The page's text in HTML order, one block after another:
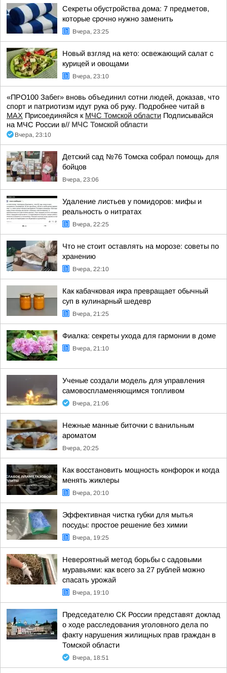
Секреты обустройства дома: 7 предметов,
которые срочно нужно заменить
Вчера, 23:25
Новый взгляд на кето: освежающий салат с
курицей и овощами
Вчера, 23:10
«ПРО100 Забег» вновь объединил сотни людей, доказав, что
спорт и патриотизм идут рука об руку. Подробнее читай в
МАХ Присоединяйся к МЧС Томской области Подписывайся
на МЧС России в// МЧС Томской области
Вчера, 23:10
Детский сад №76 Томска собрал помощь для
бойцов
Вчера, 23:06
Удаление листьев у помидоров: мифы и
реальность о нитратах
Вчера, 22:25
Что не стоит оставлять на морозе: советы по
хранению
Вчера, 22:10
Как кабачковая икра превращает обычный
суп в кулинарный шедевр
Вчера, 21:25
Фиалка: секреты ухода для гармонии в доме
Вчера, 21:10
Ученые создали модель для управления
самовоспламеняющимся топливом
Вчера, 21:06
Нежные манные биточки с ванильным
ароматом
Вчера, 20:25
Как восстановить мощность конфорок и когда
менять жиклеры
Вчера, 20:10
Эффективная чистка губки для мытья
посуды: простое решение без химии
Вчера, 19:25
Невероятный метод борьбы с садовыми
муравьями: как всего за 27 рублей можно
спасать урожай
Вчера, 19:10
Председателю СК России представят доклад
о ходе расследования уголовного дела по
факту нарушения жилищных прав граждан в
Томской области
Вчера, 18:51